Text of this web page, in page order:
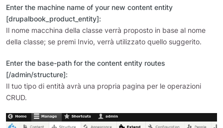
Enter the machine name of your new content entity
[drupalbook_product_entity]:
Il nome macchina della classe verrà proposto in base al nome
della classe; se premi Invio, verrà utilizzato quello suggerito.
Enter the base-path for the content entity routes
[/admin/structure]:
Il tuo tipo di entità avrà una propria pagina per le operazioni
CRUD.